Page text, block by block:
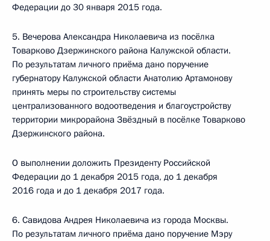
Федерации до 30 января 2015 года.
5. Вечерова Александра Николаевича из посёлка
Товарково Дзержинского района Калужской области.
По результатам личного приёма дано поручение
губернатору Калужской области Анатолию Артамонову
принять меры по строительству системы
централизованного водоотведения и благоустройству
территории микрорайона Звёздный в посёлке Товарково
Дзержинского района.
О выполнении доложить Президенту Российской
Федерации до 1 декабря 2015 года, до 1 декабря
2016 года и до 1 декабря 2017 года.
6. Савидова Андрея Николаевича из города Москвы.
По результатам личного приёма дано поручение Мэру